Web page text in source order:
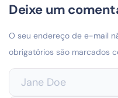
Deixe um
O seu endereço de e-mail
obrigatórios são marcados